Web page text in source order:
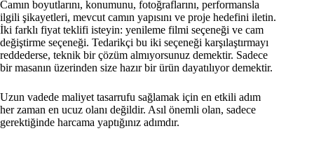
Camın boyutlarını, konumunu, fotoğraflarını, performansla
ilgili şikayetleri, mevcut camın yapısını ve proje hedefini iletin.
İki farklı fiyat teklifi isteyin: yenileme filmi seçeneği ve cam
değiştirme seçeneği. Tedarikçi bu iki seçeneği karşılaştırmayı
reddederse, teknik bir çözüm almıyorsunuz demektir. Sadece
bir masanın üzerinden size hazır bir ürün dayatılıyor demektir.
Uzun vadede maliyet tasarrufu sağlamak için en etkili adım
her zaman en ucuz olanı değildir. Asıl önemli olan, sadece
gerektiğinde harcama yaptığınız adımdır.